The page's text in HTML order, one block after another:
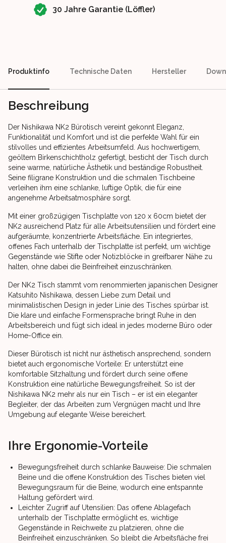
30 Jahre Garantie (Löffler)
Produktinfo Technische Daten Hersteller
Beschreibung
Der Nishikawa NK2 Bürotisch vereint gekonnt Eleganz,
Funktionalität und Komfort und ist die perfekte Wahl für ein
stilvolles und effizientes Arbeitsumfeld. Aus hochwertigem,
geöltem Birkenschichtholz gefertigt, besticht der Tisch durch
seine warme, natürliche Ästhetik und beständige Robustheit.
Seine filigrane Konstruktion und die schmalen Tischbeine
verleihen ihm eine schlanke, luftige Optik, die für eine
angenehme Arbeitsatmosphäre sorgt.
Mit einer großzügigen Tischplatte von 120 x 60cm bietet der
NK2 ausreichend Platz für alle Arbeitsutensilien und fördert eine
aufgeräumte, konzentrierte Arbeitsfläche. Ein integriertes,
offenes Fach unterhalb der Tischplatte ist perfekt, um wichtige
Gegenstände wie Stifte oder Notizblöcke in greifbarer Nähe zu
halten, ohne dabei die Beinfreiheit einzuschränken.
Der NK2 Tisch stammt vom renommierten japanischen Designer
Katsuhito Nishikawa, dessen Liebe zum Detail und
minimalistischen Design in jeder Linie des Tisches spürbar ist.
Die klare und einfache Formensprache bringt Ruhe in den
Arbeitsbereich und fügt sich ideal in jedes moderne Büro oder
Home-Office ein.
Dieser Bürotisch ist nicht nur ästhetisch ansprechend, sondern
bietet auch ergonomische Vorteile: Er unterstützt eine
komfortable Sitzhaltung und fördert durch seine offene
Konstruktion eine natürliche Bewegungsfreiheit. So ist der
Nishikawa NK2 mehr als nur ein Tisch – er ist ein eleganter
Begleiter, der das Arbeiten zum Vergnügen macht und Ihre
Umgebung auf elegante Weise bereichert.
Ihre Ergonomie-Vorteile
Bewegungsfreiheit durch schlanke Bauweise: Die schmalen
Beine und die offene Konstruktion des Tisches bieten viel
Bewegungsraum für die Beine, wodurch eine entspannte
Haltung gefördert wird.
Leichter Zugriff auf Utensilien: Das offene Ablagefach
unterhalb der Tischplatte ermöglicht es, wichtige
Gegenstände in Reichweite zu platzieren, ohne die
Beinfreiheit einzuschränken. So bleibt die Arbeitsfläche frei